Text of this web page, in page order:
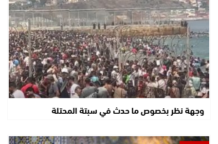
وجهة نظر بخصوص ما حدث في سبتة المحتلة